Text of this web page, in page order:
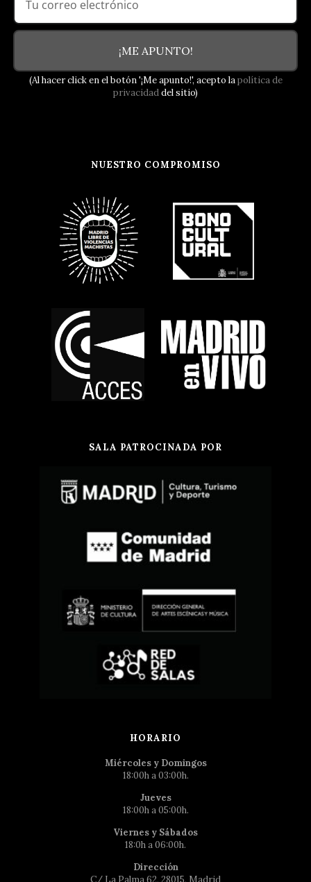
¡ME APUNTO!
(Al hacer click en el botón '¡Me apunto!', acepto lapolítica de
privacidaddel sitio)
NUESTRO COMPROMISO
SALA PATROCINADA POR
HORARIO
Miércoles y Domingos
18:00h a 03:00h.
Jueves
18:00h a 05:00h.
Viernes y Sábados
18:0h a 06:00h.
Dirección